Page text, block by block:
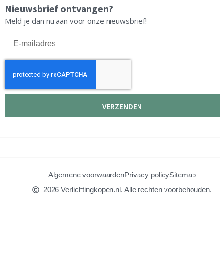
Nieuwsbrief ontvangen?
Meld je dan nu aan voor onze nieuwsbrief!
mailadres
VERZENDEN
Algemene voorwaardenPrivacy policySitemap
2026 Verlichtingkopen.nl. Alle rechten voorbehouden.